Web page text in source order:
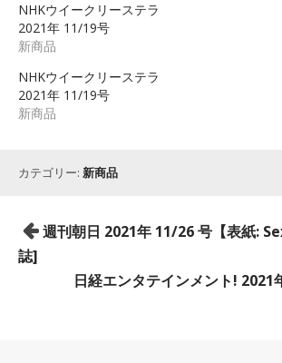
NHKウイークリーステラ
2021年 11/19号
新商品
NHKウイークリーステラ
2021年 11/19号
新商品
カテゴリー: 新商品
投
稿
週刊朝日 2021年 11/26 号【表紙:
誌]
日経エンタテインメント! 2021